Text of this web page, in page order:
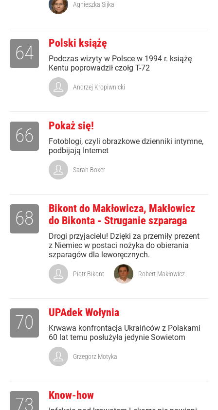
Agnieszka Sijka
Polski książę
Podczas wizyty w Polsce w 1994 r. książę
Kentu poprowadził czołg T-72
64
Andrzej Kropiwnicki
Pokaż się!
Fotoblogi, czyli obrazkowe dzienniki intymne,
podbijają Internet
66
Sarah Boxer
Bikont do Makłowicza, Makłowicz
do Bikonta - Struganie szparaga
Drogi przyjacielu! Dzięki za przemiły prezent
z Niemiec w postaci nożyka do obierania
szparagów dla leworęcznych.
68
Piotr Bikont Robert Makłowicz
UPAdek Wołynia
Krwawa konfrontacja Ukraińców z Polakami
60 lat temu posłużyła jedynie Sowietom
70
Grzegorz Motyka
Know-how
73